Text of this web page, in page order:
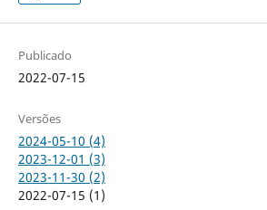
Publicado
2022-07-15
Versões
2024-05-10 (4)
2023-12-01 (3)
2023-11-30 (2)
2022-07-15 (1)